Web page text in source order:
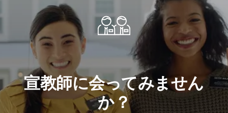
宣教師に会ってみません
か？